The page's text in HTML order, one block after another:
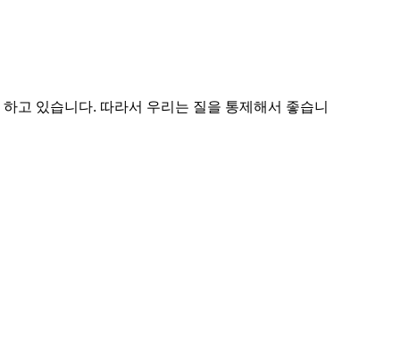
고 있습니다. 따라서 우리는 질을 통제해서 좋습니